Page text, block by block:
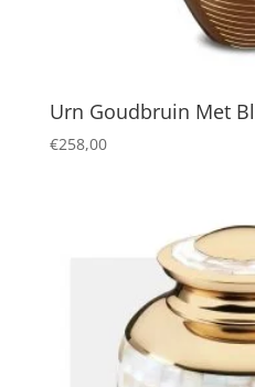
Urn Goudbruin Met
€258,00